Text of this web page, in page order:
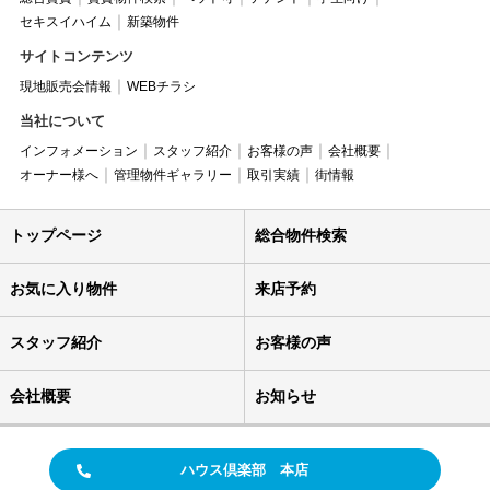
セキスイハイム
新築物件
サイトコンテンツ
現地販売会情報 WEBチラシ
当社について
インフォメーション スタッフ紹介 お客様の声
会社概要
オーナー様へ
管理物件ギャラリー 取引実績 街情報
トップページ 総合物件検索
お気に入り物件 来店予約
スタッフ紹介 お客様の声
会社概要 お知らせ
ハウス倶楽部 本店